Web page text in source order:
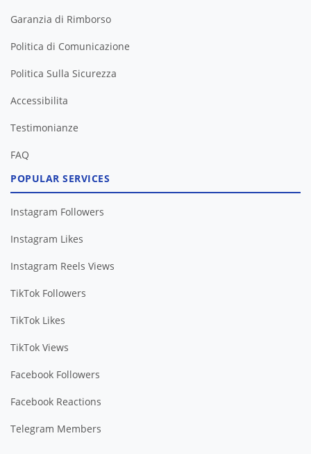
Garanzia di Rimborso
Politica di Comunicazione
Politica Sulla Sicurezza
Accessibilita
Testimonianze
FAQ
POPULAR SERVICES
Instagram Followers
Instagram Likes
Instagram Reels Views
TikTok Followers
TikTok Likes
TikTok Views
Facebook Followers
Facebook Reactions
Telegram Members